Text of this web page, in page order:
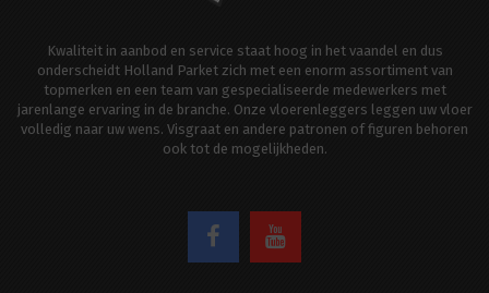
Kwaliteit in aanbod en service staat hoog in het vaandel en dus
onderscheidt Holland Parket zich met een enorm assortiment van
topmerken en een team van gespecialiseerde medewerkers met
jarenlange ervaring in de branche. Onze vloerenleggers leggen uw vloer
volledig naar uw wens. Visgraat en andere patronen of figuren behoren
ook tot de mogelijkheden.